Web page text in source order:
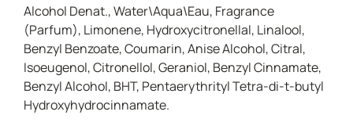
с характером: одновременно фруктовым, пряным,
кожаным и дымным, но в узнаваемой люксовой
подаче Tom Ford.
Alcohol Denat., Water\Aqua\Eau, Fragrance
(Parfum), Limonene, Hydroxycitronellal, Linalool,
Benzyl Benzoate, Coumarin, Anise Alcohol, Citral,
Isoeugenol, Citronellol, Geraniol, Benzyl Cinnamate,
Benzyl Alcohol, BHT, Pentaerythrityl Tetra-di-t-butyl
Hydroxyhydrocinnamate.